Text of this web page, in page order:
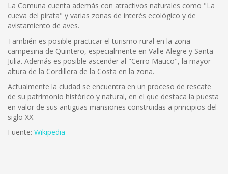
La Comuna cuenta además con atractivos naturales como "La
cueva del pirata" y varias zonas de interés ecológico y de
avistamiento de aves.
También es posible practicar el turismo rural en la zona
campesina de Quintero, especialmente en Valle Alegre y Santa
Julia. Además es posible ascender al "Cerro Mauco", la mayor
altura de la Cordillera de la Costa en la zona.
Actualmente la ciudad se encuentra en un proceso de rescate
de su patrimonio histórico y natural, en el que destaca la puesta
en valor de sus antiguas mansiones construidas a principios del
siglo XX.
Fuente: Wikipedia